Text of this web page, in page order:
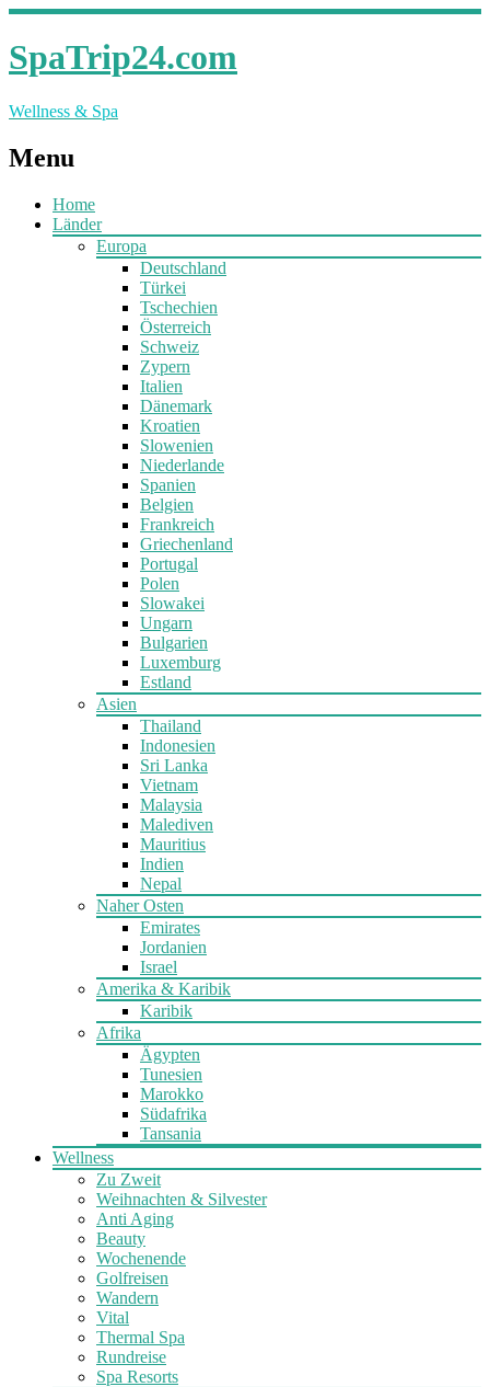
SpaTrip24.com
Wellness & Spa
Menu
Home
Länder
Europa
Deutschland
Türkei
Tschechien
Österreich
Schweiz
Zypern
Italien
Dänemark
Kroatien
Slowenien
Niederlande
Spanien
Belgien
Frankreich
Griechenland
Portugal
Polen
Slowakei
Ungarn
Bulgarien
Luxemburg
Estland
Asien
Thailand
Indonesien
Sri Lanka
Vietnam
Malaysia
Malediven
Mauritius
Indien
Nepal
Naher Osten
Emirates
Jordanien
Israel
Amerika & Karibik
Karibik
Afrika
Ägypten
Tunesien
Marokko
Südafrika
Tansania
Wellness
Zu Zweit
Weihnachten & Silvester
Anti Aging
Beauty
Wochenende
Golfreisen
Wandern
Vital
Thermal Spa
Rundreise
Spa Resorts